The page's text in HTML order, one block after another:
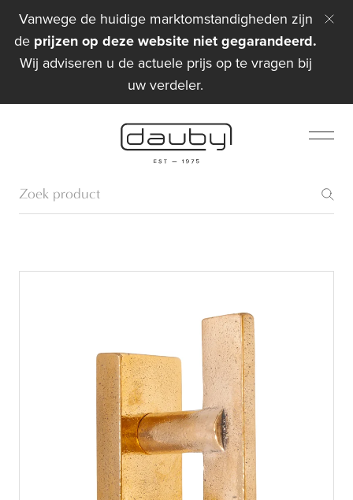
Vanwege de huidige marktomstandigheden zijn
de prijzen op deze website niet gegarandeerd.
Wij adviseren u de actuele prijs op te vragen bij
uw verdeler.